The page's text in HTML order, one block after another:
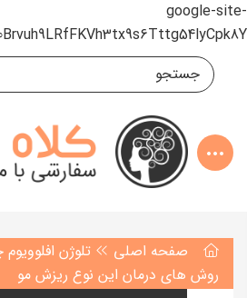
google-site-
صفحه اصلی
تلوژن
روش های درمان این نوع ریزش مو